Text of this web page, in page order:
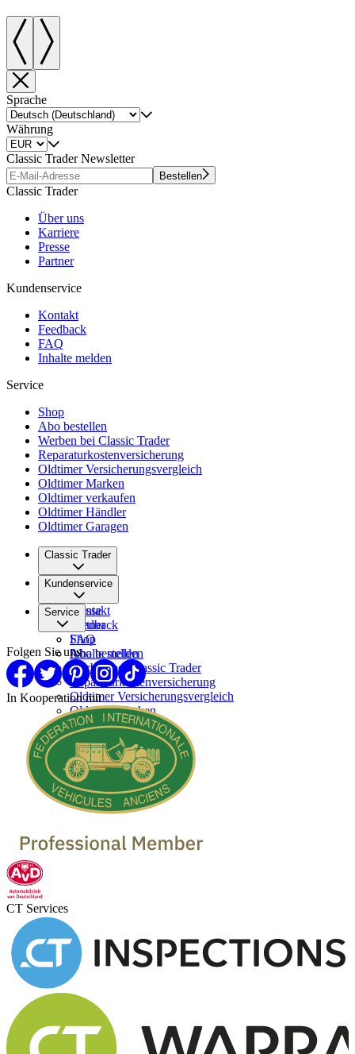
Sprache
Währung
Classic Trader Newsletter
Bestellen
Classic Trader
Über uns
Karriere
Presse
Partner
Kundenservice
Kontakt
Feedback
FAQ
Inhalte melden
Service
Shop
Abo bestellen
Werben bei Classic Trader
Reparaturkostenversicherung
Oldtimer Versicherungsvergleich
Oldtimer Marken
Oldtimer verkaufen
Oldtimer Händler
Oldtimer Garagen
Classic Trader
Über uns
Karriere
Presse
Partner
Kundenservice
Kontakt
Feedback
FAQ
Inhalte melden
Service
Shop
Abo bestellen
Werben bei Classic Trader
Reparaturkostenversicherung
Oldtimer Versicherungsvergleich
Oldtimer Marken
Oldtimer verkaufen
Oldtimer Händler
Oldtimer Garagen
Folgen Sie uns
In Kooperation mit
CT Services